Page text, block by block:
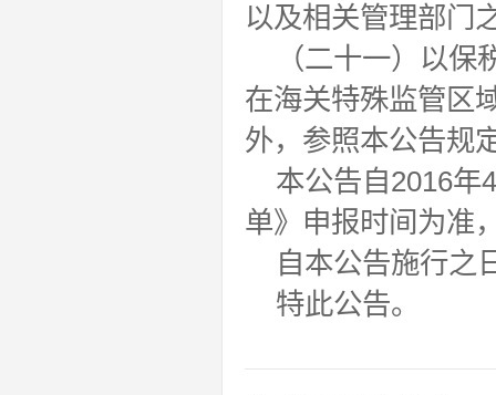
以及相关管理部门
（二十一）以
在海关特殊监管区
外，参照本公告规
本公告自2016年
单》申报时间为准
自本公告施行之
特此公告。